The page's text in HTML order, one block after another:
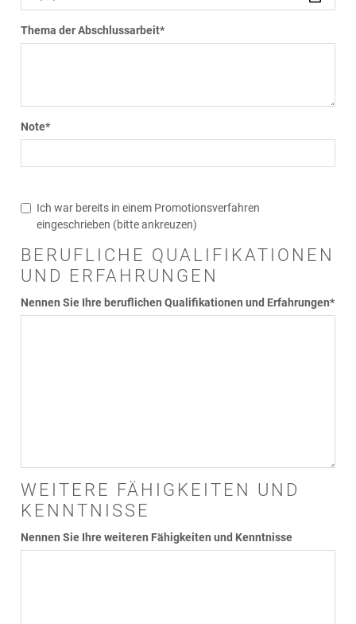
Thema der Abschlussarbeit*
Note*
Ich war bereits in einem Promotionsverfahren
eingeschrieben (bitte ankreuzen)
BERUFLICHE QUALIFIKATIONEN
UND ERFAHRUNGEN
Nennen Sie Ihre beruflichen Qualifikationen und Erfahrungen*
WEITERE FÄHIGKEITEN UND
KENNTNISSE
Nennen Sie Ihre weiteren Fähigkeiten und Kenntnisse